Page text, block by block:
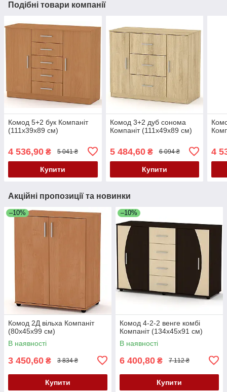
Подібні товари компанії
Комод 5+2 бук Компаніт
(111х39х89 см)
4 536,90 ₴ 5 041 ₴
Купити
Комод 3+2 дуб сонома
Компаніт (111х49х89 см)
5 484,60₴ 6 094 ₴
Купити
4
Акційні пропозиції та новинки
–10%
Комод 2Д вільха Компаніт
(80х45х99 см)
В наявності
3 450,60 ₴ 3 834 ₴
Купити
–10%
Комод 4-2-2 венге комбі
Компаніт (134х45х91 см)
В наявності
6 400,80 ₴ 7 112 ₴
Купити